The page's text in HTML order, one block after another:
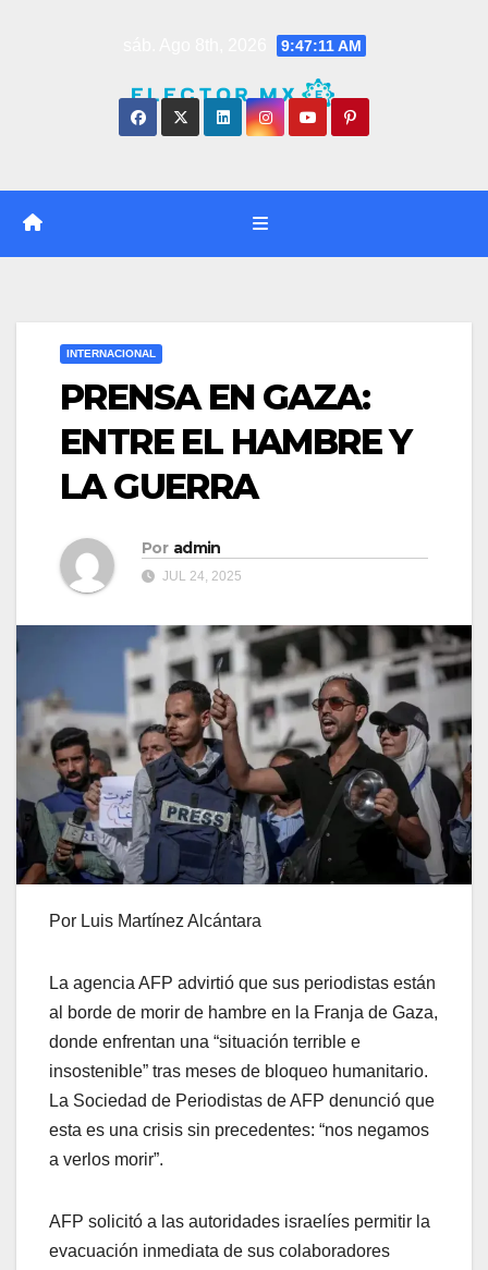
9:47:12 AM
INTERNACIONAL
PRENSA EN GAZA:
ENTRE EL HAMBRE Y
LA GUERRA
Por admin
JUL 24, 2025
Por Luis Martínez Alcántara
La agencia AFP advirtió que sus periodistas están
al borde de morir de hambre en la Franja de Gaza,
donde enfrentan una “situación terrible e
insostenible” tras meses de bloqueo humanitario.
La Sociedad de Periodistas de AFP denunció que
esta es una crisis sin precedentes: “nos negamos
a verlos morir”.
AFP solicitó a las autoridades israelíes permitir la
evacuación inmediata de sus colaboradores